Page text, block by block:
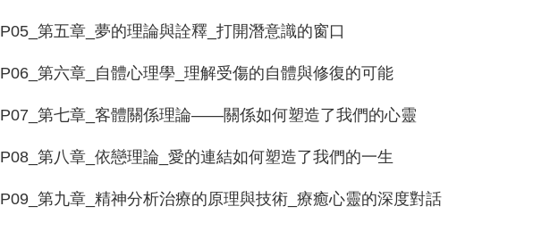
P05_第五章_夢的理論與詮釋_打開潛意識的窗口
P06_第六章_自體心理學_理解受傷的自體與修復的可能
P07_第七章_客體關係理論——關係如何塑造了我們的心靈
P08_第八章_依戀理論_愛的連結如何塑造了我們的一生
P09_第九章_精神分析治療的原理與技術_療癒心靈的深度對話